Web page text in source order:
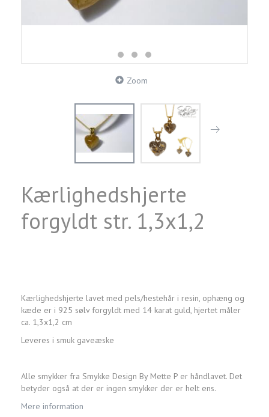
Zoom
Kærlighedshjerte
forgyldt str. 1,3x1,2
Kærlighedshjerte lavet med pels/hestehår i resin, ophæng og
kæde er i 925 sølv forgyldt med 14 karat guld, hjertet måler
ca. 1,3x1,2 cm
Leveres i smuk gaveæske
Alle smykker fra Smykke Design By Mette P er håndlavet. Det
betyder også at der er ingen smykker der er helt ens.
Mere information